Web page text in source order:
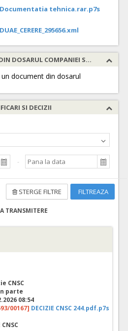
Documentatia tehnica.rar.p7s
DUAE_CERERE_295656.xml
LISTA DOCUMENTELOR DIN DOSARUL COMPANIEI SOLICITATE
document din dosarul
SI DECIZII
FILTREAZA
STERGE FILTRE
TRANSMITERE
CNSC
parte
08:54
00167] DECIZIE CNSC 244.pdf.p7s
CNSC